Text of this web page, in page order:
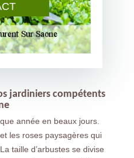
jardiniers compétents
année en beaux jours.
les roses paysagères qui
taille d’arbustes se divise